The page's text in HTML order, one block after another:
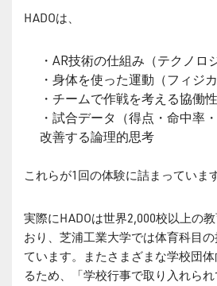
HADOは、
・AR技術の仕組み（テクノロ
・身体を使った運動（フィジカ
・チームで作戦を考える協働性
・試合データ（得点・命中率
改善する論理的思考
これらが1回の体験に詰まっています
実際にHADOは世界2,000校以上の
おり、芝浦工業大学では体育科目
ています。またさまざまな学校団
るため、「学校行事で取り入れら